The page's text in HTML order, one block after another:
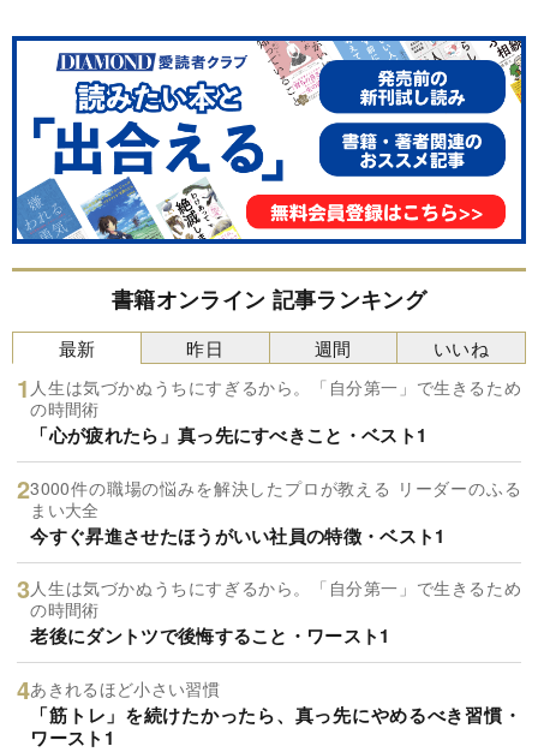
書籍オンライン 記事ランキング
最新
人生は気づかぬうちにすぎるから。「自分第一」で生きるため
の時間術
「心が疲れたら」真っ先にすべきこと・ベスト1
3000件の職場の悩みを解決したプロが教える リーダーのふる
まい大全
今すぐ昇進させたほうがいい社員の特徴・ベスト1
人生は気づかぬうちにすぎるから。「自分第一」で生きるため
の時間術
老後にダントツで後悔すること・ワースト1
あきれるほど小さい習慣
「筋トレ」を続けたかったら、真っ先にやめるべき習慣・
ワースト1
昨日 週間 いいね